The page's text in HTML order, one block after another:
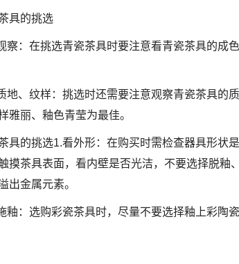
具的挑选
察：在挑选青瓷茶具时要注意看青瓷茶具的成
地、纹样：挑选时还需要注意观察青瓷茶具的
雅丽、釉色青莹为最佳。
具的挑选1.看外形：在购买时需检查器具形状
摸茶具表面，看内壁是否光洁，不要选择脱釉
出金属元素。
釉：选购彩瓷茶具时，尽量不要选择釉上彩陶